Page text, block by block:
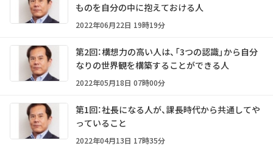
ものを自分の中に抱えておける人
2022年06月22日 19時19分
第2回：構想力の高い人は、「3つの認識」から自分
なりの世界観を構築することができる人
2022年05月18日 07時00分
第1回：社長になる人が、課長時代から共通してや
っていること
2022年04月13日 17時35分